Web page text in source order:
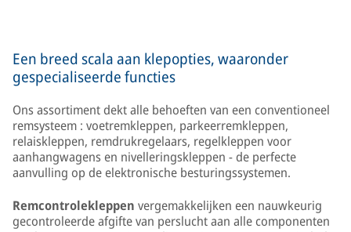
Een breed scala aan klepopties, waaronder
gespecialiseerde functies
Ons assortiment dekt alle behoeften van een conventioneel
remsysteem : voetremkleppen, parkeerremkleppen,
relaiskleppen, remdrukregelaars, regelkleppen voor
aanhangwagens en nivelleringskleppen - de perfecte
aanvulling op de elektronische besturingssystemen.
Remcontrolekleppen vergemakkelijken een nauwkeurig
gecontroleerde afgifte van perslucht aan alle componenten